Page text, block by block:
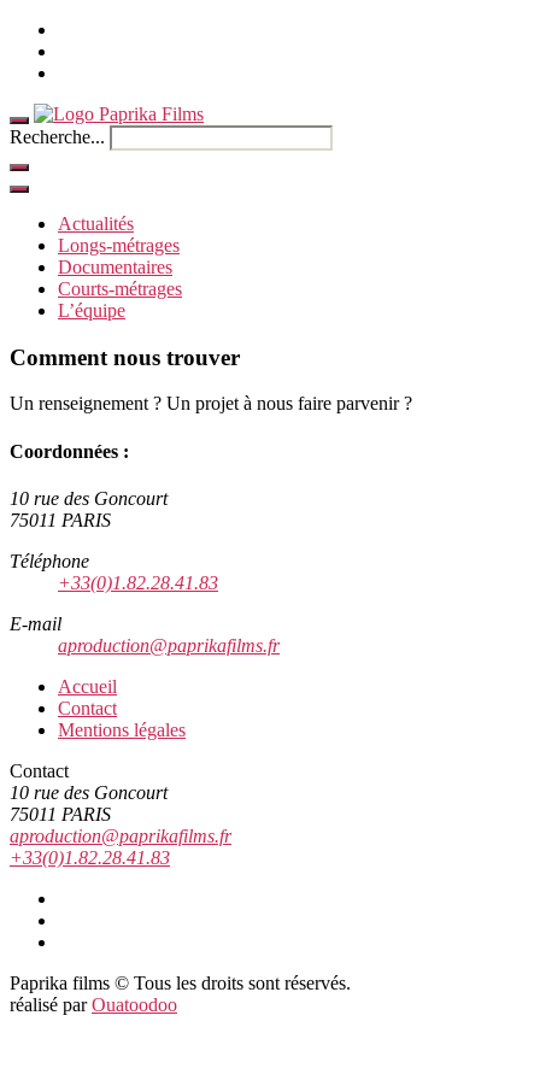
Recherche...
Actualités
Longs-métrages
Documentaires
Courts-métrages
L’équipe
Comment nous trouver
Un renseignement ? Un projet à nous faire parvenir ?
Coordonnées :
10 rue des Goncourt
75011 PARIS
Téléphone
+33(0)1.82.28.41.83
E-mail
aproduction@paprikafilms.fr
Accueil
Contact
Mentions légales
Contact
10 rue des Goncourt
75011 PARIS
aproduction@paprikafilms.fr
+33(0)1.82.28.41.83
Paprika films © Tous les droits sont réservés.
réalisé parOuatoodoo